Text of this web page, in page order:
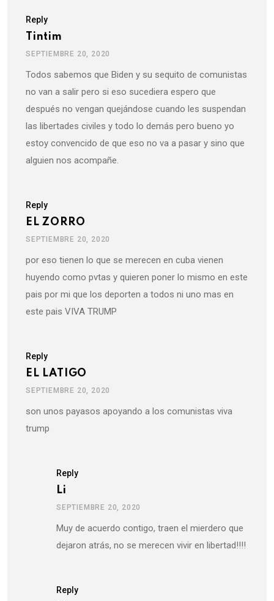
Reply
Tintim
SEPTIEMBRE 20, 2020
Todos sabemos que Biden y su sequito de comunistas
no van a salir pero si eso sucediera espero que
después no vengan quejándose cuando les suspendan
las libertades civiles y todo lo demás pero bueno yo
estoy convencido de que eso no va a pasar y sino que
alguien nos acompañe.
Reply
EL ZORRO
SEPTIEMBRE 20, 2020
por eso tienen lo que se merecen en cuba vienen
huyendo como pvtas y quieren poner lo mismo en este
pais por mi que los deporten a todos ni uno mas en
este pais VIVA TRUMP
Reply
EL LATIGO
SEPTIEMBRE 20, 2020
son unos payasos apoyando a los comunistas viva
trump
Reply
Li
SEPTIEMBRE 20, 2020
Muy de acuerdo contigo, traen el mierdero que
dejaron atrás, no se merecen vivir en libertad!!!!
Reply